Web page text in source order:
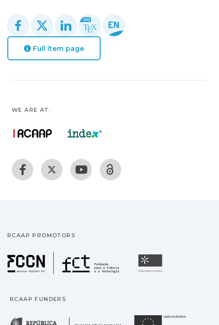
Full item page
WE ARE AT:
RCAAP PROMOTORS
Fundação para a
RCAAP FUNDERS
República Portuguesa